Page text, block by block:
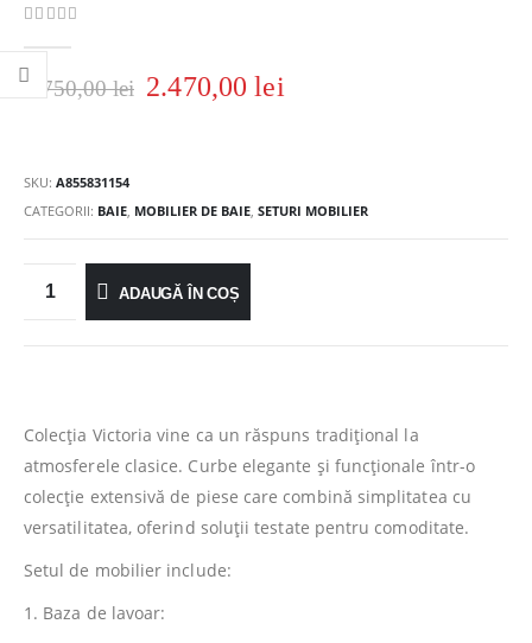
2.750,00lei 2.470,00lei
SKU: A855831154
CATEGORII: BAIE MOBILIER DE BAIE SETURI MOBILIER
ADAUGĂ ÎN COȘ
Colecţia Victoria vine ca un răspuns tradiţional la
atmosferele clasice. Curbe elegante şi funcţionale într-o
colecţie extensivă de piese care combină simplitatea cu
versatilitatea, oferind soluţii testate pentru comoditate.
Setul de mobilier include:
1. Baza de lavoar: